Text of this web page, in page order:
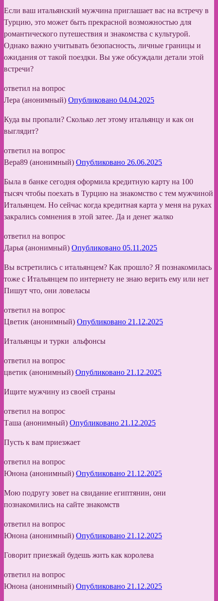
Если ваш итальянский мужчина приглашает вас на встречу в
Турцию, это может быть прекрасной возможностью для
романтического путешествия и знакомства с культурой.
Однако важно учитывать безопасность, личные границы и
ожидания от такой поездки. Вы уже обсуждали детали этой
встречи?
ответил на вопрос
Лера (анонимный) Опубликовано 04.04.2025
Куда вы пропали? Сколько лет этому итальянцу и как он
выглядит?
ответил на вопрос
Вера89 (анонимный) Опубликовано 26.06.2025
Была в банке сегодня оформила кредитную карту на 100
тысяч чтобы поехать в Турцию на знакомство с тем мужчиной
Итальянцем. Но сейчас когда кредитная карта у меня на руках
закрались сомнения в этой затее. Да и денег жалко
ответил на вопрос
Дарья (анонимный) Опубликовано 05.11.2025
Вы встретились с итальянцем? Как прошло? Я познакомилась
тоже с Итальянцем по интернету не знаю верить ему или нет
Пишут что, они ловеласы
ответил на вопрос
Цветик (анонимный) Опубликовано 21.12.2025
Итальянцы и турки альфонсы
ответил на вопрос
цветик (анонимный) Опубликовано 21.12.2025
Ищите мужчину из своей страны
ответил на вопрос
Таша (анонимный) Опубликовано 21.12.2025
Пусть к вам приезжает
ответил на вопрос
Юнона (анонимный) Опубликовано 21.12.2025
Мою подругу зовет на свидание египтянин, они
познакомились на сайте знакомств
ответил на вопрос
Юнона (анонимный) Опубликовано 21.12.2025
Говорит приезжай будешь жить как королева
ответил на вопрос
Юнона (анонимный) Опубликовано 21.12.2025